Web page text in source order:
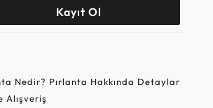
Kayıt Ol
Nedir? Pırlanta Hakkında Detaylar
Alışveriş